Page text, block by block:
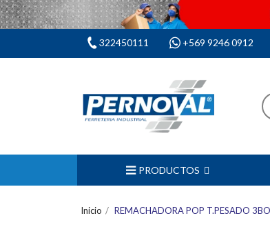
322450111 +569 9246 0912
PRODUCTOS
Inicio REMACHADORA POP T.PESADO